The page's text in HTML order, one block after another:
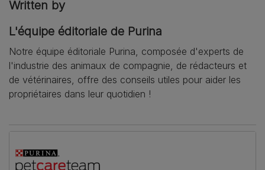
Written by
L'équipe éditoriale de Purina
Notre équipe éditoriale Purina, composée d'experts de
l'industrie des animaux de compagnie, de rédacteurs et
de vétérinaires, offre des conseils utiles pour aider les
propriétaires dans leur quotidien !